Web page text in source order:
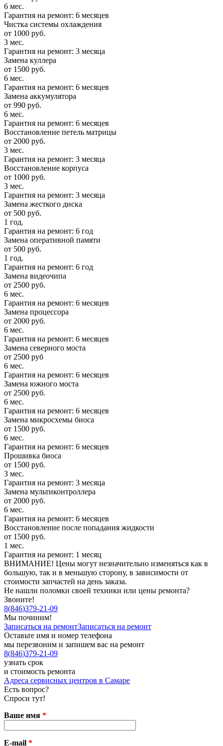
6 мес.
Гарантия на ремонт: 6 месяцев
Чистка системы охлаждения
от 1000 руб.
3 мес.
Гарантия на ремонт: 3 месяца
Замена куллера
от 1500 руб.
6 мес.
Гарантия на ремонт: 6 месяцев
Замена аккумулятора
от 990 руб.
6 мес.
Гарантия на ремонт: 6 месяцев
Восстановление петель матрицы
от 2000 руб.
3 мес.
Гарантия на ремонт: 3 месяца
Восстановление корпуса
от 1000 руб.
3 мес.
Гарантия на ремонт: 3 месяца
Замена жесткого диска
от 500 руб.
1 год.
Гарантия на ремонт: 6 год
Замена оперативной памяти
от 500 руб.
1 год.
Гарантия на ремонт: 6 год
Замена видеочипа
от 2500 руб.
6 мес.
Гарантия на ремонт: 6 месяцев
Замена процессора
от 2000 руб.
6 мес.
Гарантия на ремонт: 6 месяцев
Замена северного моста
от 2500 руб
6 мес.
Гарантия на ремонт: 6 месяцев
Замена южного моста
от 2500 руб.
6 мес.
Гарантия на ремонт: 6 месяцев
Замена микросхемы биоса
от 1500 руб.
6 мес.
Гарантия на ремонт: 6 месяцев
Прошивка биоса
от 1500 руб.
3 мес.
Гарантия на ремонт: 3 месяца
Замена мультиконтроллера
от 2000 руб.
6 мес.
Гарантия на ремонт: 6 месяцев
Восстановление после попадания жидкости
от 1500 руб.
1 мес.
Гарантия на ремонт: 1 месяц
ВНИМАНИЕ! Цены могут незначительно изменяться как в
большую, так и в меньшую сторону, в зависимости от
стоимости запчастей на день заказа.
Не нашли поломки своей техники или цены ремонта?
Звоните!
8(846)379-21-09
Мы починим!
Записаться на ремонтЗаписаться на ремонт
Оставьте имя и номер телефона
мы перезвоним и запишем вас на ремонт
8(846)379-21-09
узнать срок
и стоимость ремонта
Адреса сервисных центров в Самаре
Есть вопрос?
Спроси тут!
Ваше имя *
E-mail *